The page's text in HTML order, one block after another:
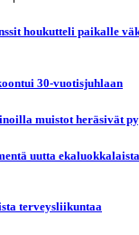
houkutteli paikalle
30-vuotisjuhlaan
muistot heräsivät
uutta
terveysliikuntaa